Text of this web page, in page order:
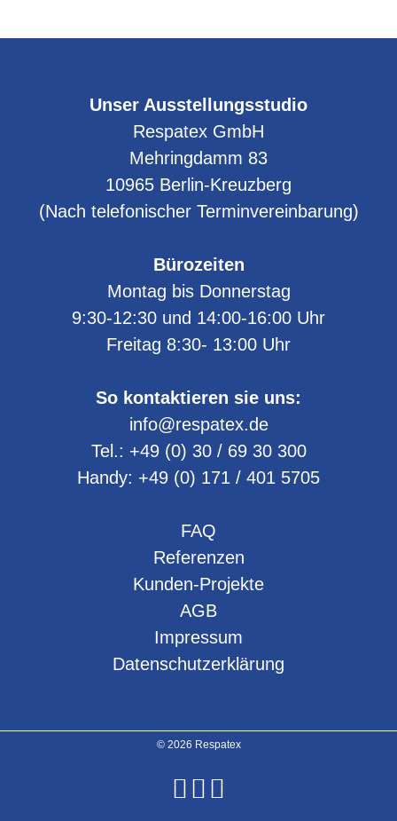
Unser Ausstellungsstudio
Respatex GmbH
Mehringdamm 83
10965 Berlin-Kreuzberg
(Nach telefonischer Terminvereinbarung)
Bürozeiten
Montag bis Donnerstag
9:30-12:30 und 14:00-16:00 Uhr
Freitag 8:30- 13:00 Uhr
So kontaktieren sie uns:
info@respatex.de
Tel.: +49 (0) 30 / 69 30 300
Handy: +49 (0) 171 / 401 5705
FAQ
Referenzen
Kunden-Projekte
AGB
Impressum
Datenschutzerklärung
© 2026 Respatex